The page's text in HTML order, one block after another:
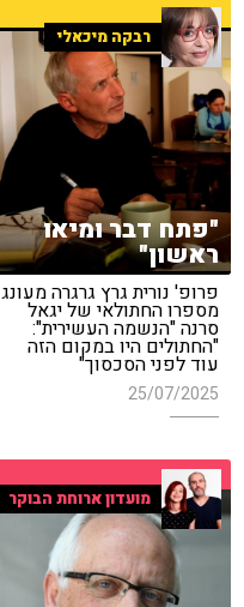
רבקה מיכאלי
"פתח דבר ומיאו
ראשון"
פרופ' נורית גרץ גרגרה מעונג
מספרו החתולאי של יגאל
סרנה "הנשמה העשירית":
"החתולים היו במקום הזה
עוד לפני הסכסוך"
25/07/2025
מועדון ארוחת הבוקר